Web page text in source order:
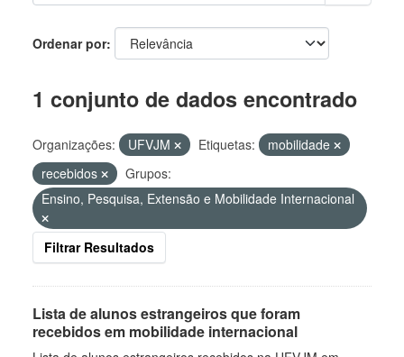
Ordenar por
1 conjunto de dados encontrado
Organizações: UFVJM Etiquetas:
mobilidade
recebidos
Grupos:
Ensino, Pesquisa, Extensão e Mobilidade Internacional
Filtrar Resultados
Lista de alunos estrangeiros que foram
recebidos em mobilidade internacional